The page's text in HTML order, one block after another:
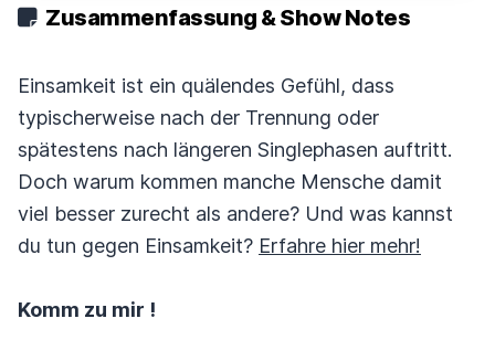
Zusammenfassung & Show Notes
Einsamkeit ist ein quälendes Gefühl, dass
typischerweise nach der Trennung oder
spätestens nach längeren Singlephasen auftritt.
Doch warum kommen manche Mensche damit
viel besser zurecht als andere? Und was kannst
du tun gegen Einsamkeit? Erfahre hier mehr!
Komm zu mir !